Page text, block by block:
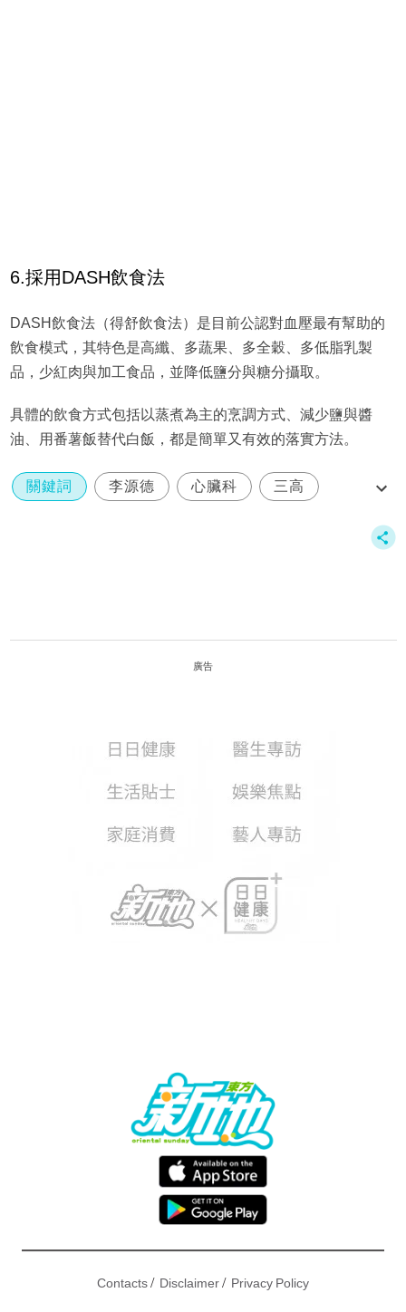
6.採用DASH飲食法
DASH飲食法（得舒飲食法）是目前公認對血壓最有幫助的
飲食模式，其特色是高纖、多蔬果、多全穀、多低脂乳製
品，少紅肉與加工食品，並降低鹽分與糖分攝取。
具體的飲食方式包括以蒸煮為主的烹調方式、減少鹽與醬
油、用番薯飯替代白飯，都是簡單又有效的落實方法。
關鍵詞 李源德 心臟科 三高
廣告
Contacts/ Disclaimer/ Privacy Policy